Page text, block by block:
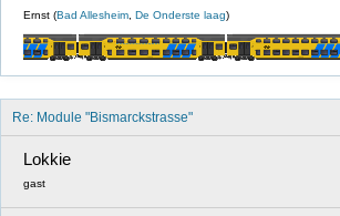
Ernst (Bad Allesheim, De Onderste laag)
Re: Module "Bismarckstrasse"
Lokkie
gast